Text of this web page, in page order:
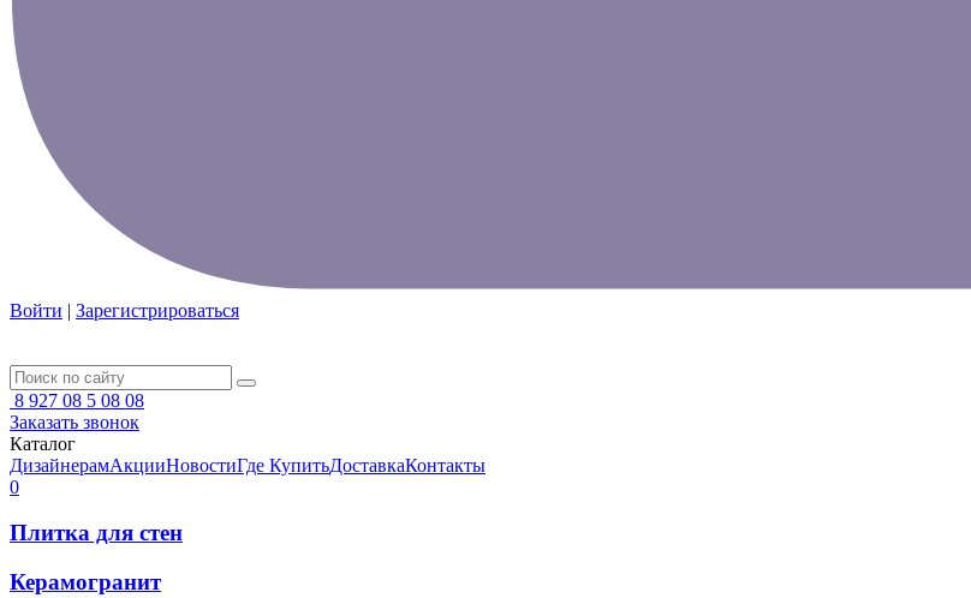
Войти | Зарегистрироваться
8 927 08 5 08 08
Заказать звонок
Каталог
ДизайнерамАкцииНовостиГде КупитьДоставкаКонтакты
0
Плитка для стен
Керамогранит